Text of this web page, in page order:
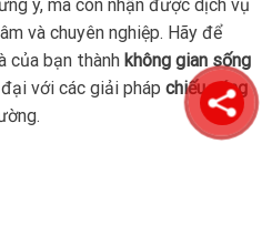
ưng ý, mà còn nhận được dịch vụ
và chuyên nghiệp. Hãy để
của bạn thành không gian sống
với các giải pháp chiếu sáng